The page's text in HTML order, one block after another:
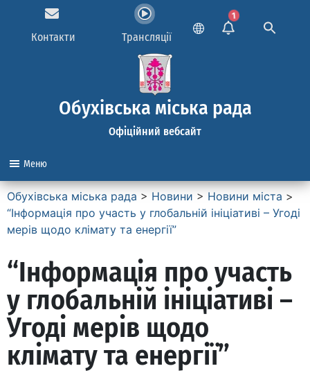
Контакти Трансляції
1
Обухівська міська рада
Офіційний вебсайт
Меню
Обухівська міська рада > Новини > Новини міста >
“Інформація про участь у глобальній ініціативі – Угоді
мерів щодо клімату та енергії”
“Інформація про участь
у глобальній ініціативі –
Угоді мерів щодо
клімату та енергії”